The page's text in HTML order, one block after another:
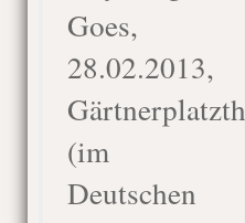
Goes,
28.02.2013,
(im
Deutschen